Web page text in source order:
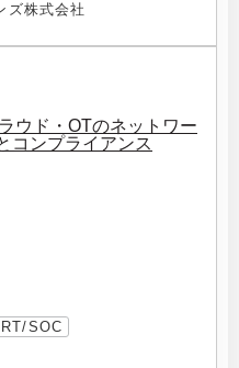
ズ株式会社
ウド・OTのネットワー
コンプライアンス
SOC